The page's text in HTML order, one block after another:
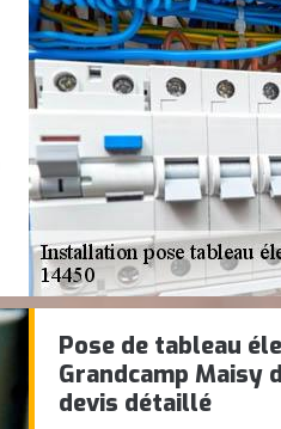
Pose de tableau
Grandcamp Maisy
devis détaillé